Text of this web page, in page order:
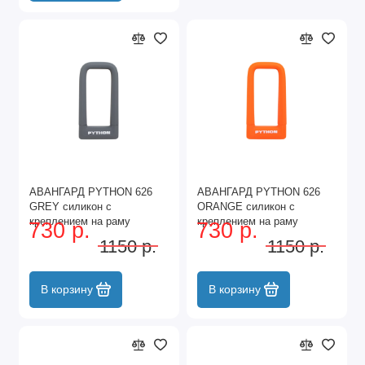
АВАНГАРД PYTHON 626
GREY силикон с
креплением на раму
всепогодный замок
навесной (20,10)
730 р.
1150 р.
В корзину
АВАНГАРД PYTHON 626
ORANGE силикон с
креплением на раму
всепогодный замок
навесной (20,10)
730 р.
1150 р.
В корзину